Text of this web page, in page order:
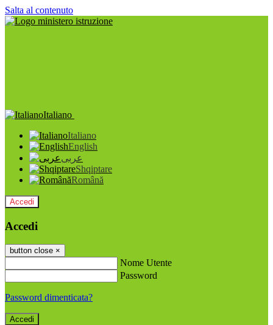
Salta al contenuto
Italiano
Italiano
English
عربى
Shqiptare
Română
Accedi
Accedi
button close ×
Nome Utente
Password
Password dimenticata?